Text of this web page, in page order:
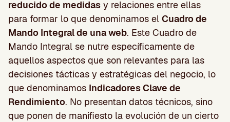
reducido de medidas y relaciones entre ellas
para formar lo que denominamos el Cuadro de
Mando Integral de una web. Este Cuadro de
Mando Integral se nutre específicamente de
aquellos aspectos que son relevantes para las
decisiones tácticas y estratégicas del negocio, lo
que denominamos Indicadores Clave de
Rendimiento. No presentan datos técnicos, sino
que ponen de manifiesto la evolución de un cierto